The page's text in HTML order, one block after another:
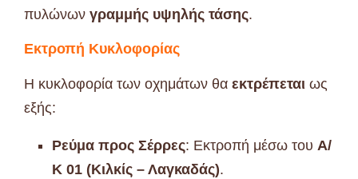
πυλώνων γραμμής υψηλής τάσης.
Εκτροπή Κυκλοφορίας
Η κυκλοφορία των οχημάτων θα εκτρέπεται ως
εξής:
Ρεύμα προς Σέρρες: Εκτροπή μέσω του Α/
Κ 01 (Κιλκίς – Λαγκαδάς).